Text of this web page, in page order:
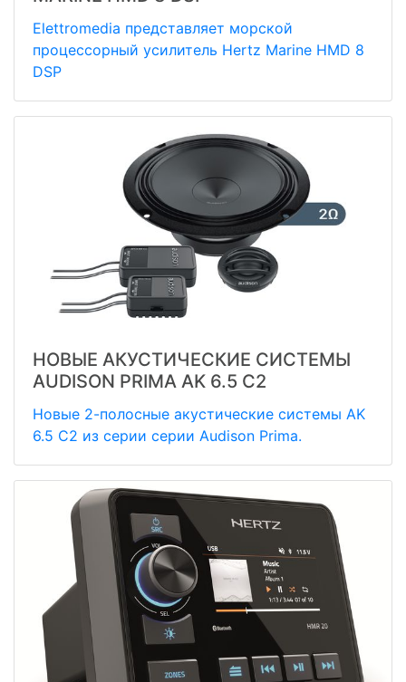
Elettromedia представляет морской
процессорный усилитель Hertz Marine HMD 8
DSP
НОВЫЕ АКУСТИЧЕСКИЕ СИСТЕМЫ
AUDISON PRIMA AK 6.5 C2
Новые 2-полосные акустические системы AK
6.5 C2 из серии серии Audison Prima.